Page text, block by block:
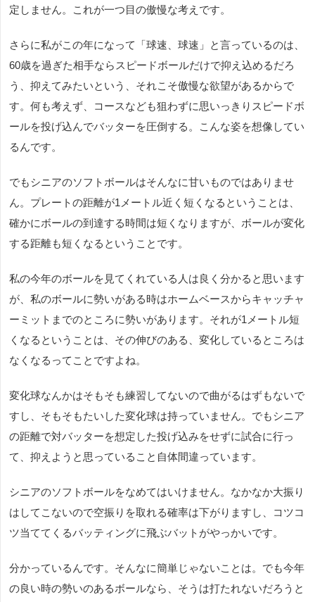
定しません。これが一つ目の傲慢な考えです。
さらに私がこの年になって「球速、球速」と言っているのは、
60歳を過ぎた相手ならスピードボールだけで抑え込めるだろ
う、抑えてみたいという、それこそ傲慢な欲望があるからで
す。何も考えず、コースなども狙わずに思いっきりスピードボ
ールを投げ込んでバッターを圧倒する。こんな姿を想像してい
るんです。
でもシニアのソフトボールはそんなに甘いものではありませ
ん。プレートの距離が1メートル近く短くなるということは、
確かにボールの到達する時間は短くなりますが、ボールが変化
する距離も短くなるということです。
私の今年のボールを見てくれている人は良く分かると思います
が、私のボールに勢いがある時はホームベースからキャッチャ
ーミットまでのところに勢いがあります。それが1メートル短
くなるということは、その伸びのある、変化しているところは
なくなるってことですよね。
変化球なんかはそもそも練習してないので曲がるはずもないで
すし、そもそもたいした変化球は持っていません。でもシニア
の距離で対バッターを想定した投げ込みをせずに試合に行っ
て、抑えようと思っていること自体間違っています。
シニアのソフトボールをなめてはいけません。なかなか大振り
はしてこないので空振りを取れる確率は下がりますし、コツコ
ツ当ててくるバッティングに飛ぶバットがやっかいです。
分かっているんです。そんなに簡単じゃないことは。でも今年
の良い時の勢いのあるボールなら、そうは打たれないだろうと